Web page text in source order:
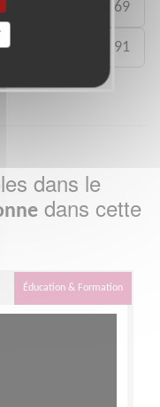
69
91
dans le
dans cette
Éducation & Formation